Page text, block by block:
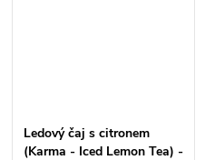
Ledový čaj s citronem
(Karma - Iced Lemon Tea) -